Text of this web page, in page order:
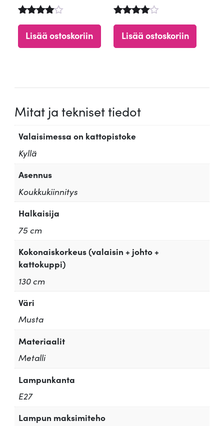
tuotteesta
4.84
Lisää ostoskoriin
tuotteesta
4.65
Lisää ostoskoriin
Mitat ja tekniset tiedot
Valaisimessa on kattopistoke
Kyllä
Asennus
Koukkukiinnitys
Halkaisija
75 cm
Kokonaiskorkeus (valaisin + johto +
kattokuppi)
130 cm
Väri
Musta
Materiaalit
Metalli
Lampunkanta
E27
Lampun maksimiteho